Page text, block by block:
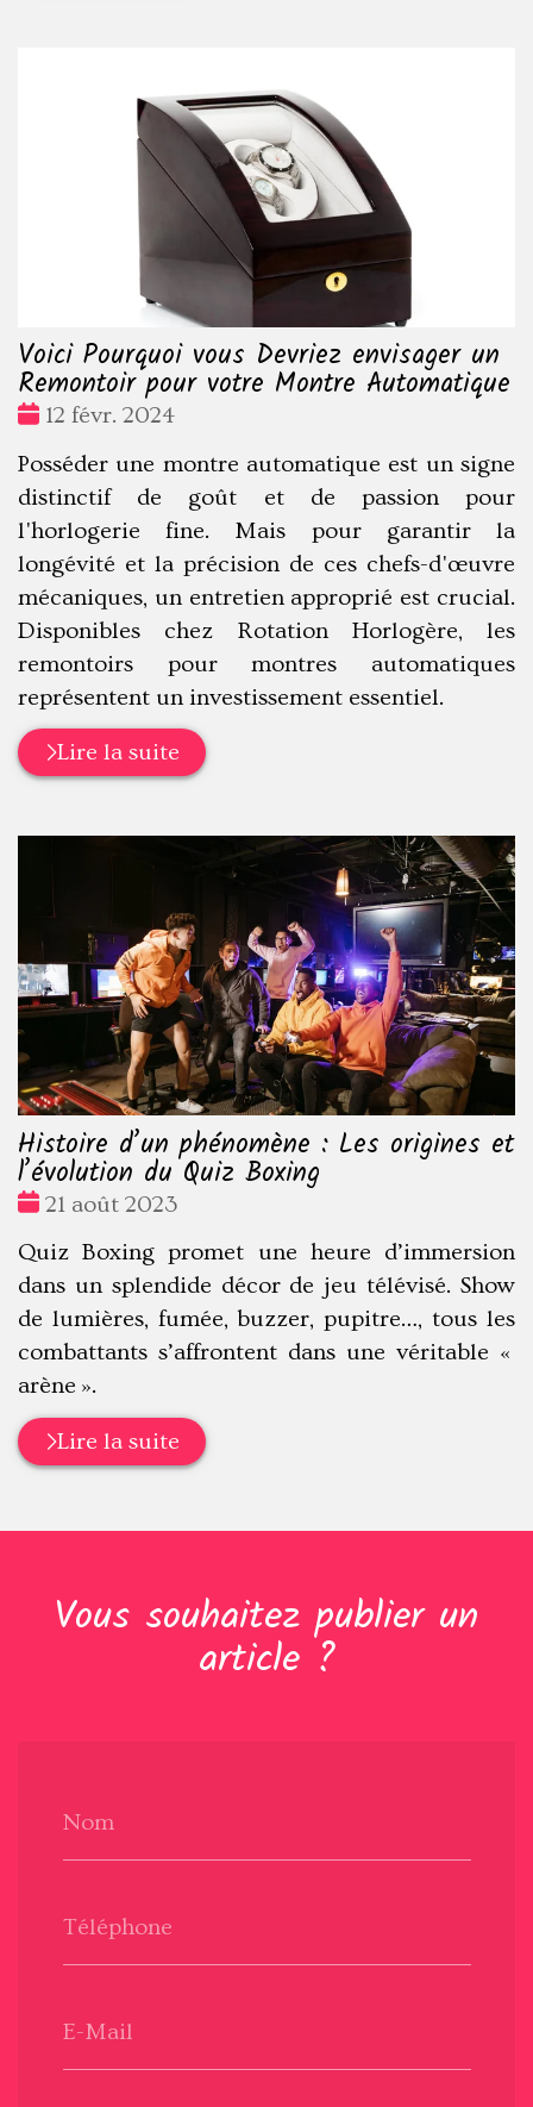
Voici Pourquoi vous Devriez envisager un
Remontoir pour votre Montre Automatique
Date
12 févr. 2024
Posséder une montre automatique est un signe
distinctif de goût et de passion pour
l'horlogerie fine. Mais pour garantir la
longévité et la précision de ces chefs-d'œuvre
mécaniques, un entretien approprié est crucial.
Disponibles chez Rotation Horlogère, les
remontoirs pour montres automatiques
représentent un investissement essentiel.
Lire la suite
Histoire d’un phénomène : Les origines et
l’évolution du Quiz Boxing
Date
21 août 2023
Quiz Boxing promet une heure d’immersion
dans un splendide décor de jeu télévisé. Show
de lumières, fumée, buzzer, pupitre…, tous les
combattants s’affrontent dans une véritable «
arène ».
Lire la suite
Vous souhaitez publier un
article ?
Nom
Téléphone
E-Mail